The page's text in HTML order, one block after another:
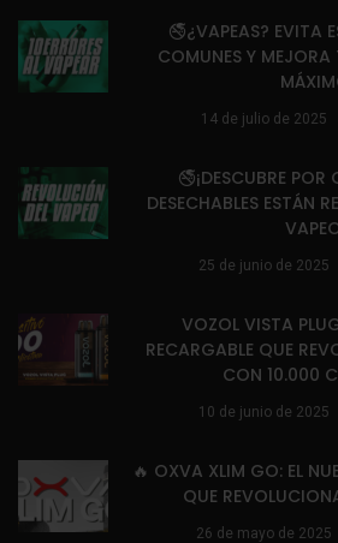
🚭¿VAPEAS? EVITA
COMUNES Y MEJORA
14 de julio de 2025
🚭¡DESCUBRE POR
DESECHABLES ESTÁN
25 de junio de 2025
VOZOL VISTA
RECARGABLE QUE
CON 10.000
10 de junio de 2025
🔥 OXVA XLIM GO: EL
QUE
26 de mayo de 2025